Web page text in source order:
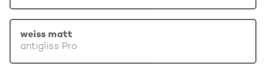
weiss matt
antigliss Pro